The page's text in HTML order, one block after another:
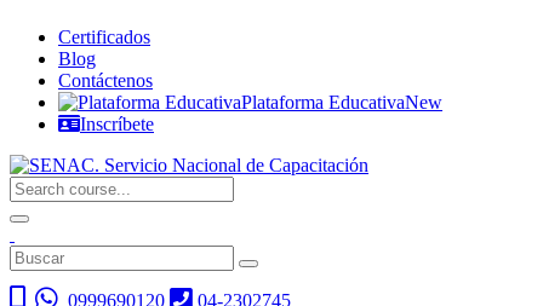
Certificados
Blog
Contáctenos
Plataforma EducativaNew
Inscríbete
0999690120
04-2302745